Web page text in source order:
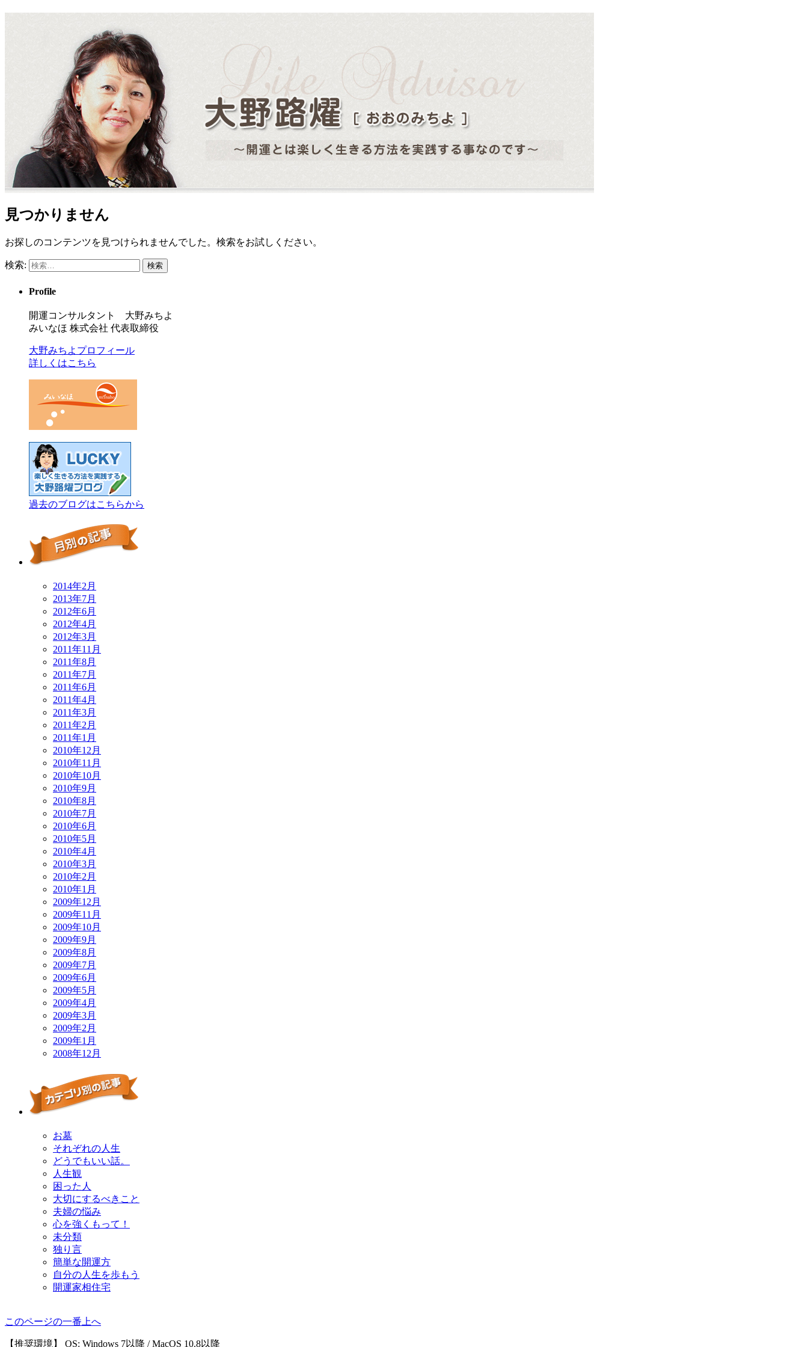
見つかりません
お探しのコンテンツを見つけられませんでした。検索をお試しください。
検索:
Profile
開運コンサルタント 大野みちよ
みいなほ 株式会社 代表取締役
大野みちよプロフィール
詳しくはこちら
過去のブログはこちらから
2014年2月
2013年7月
2012年6月
2012年4月
2012年3月
2011年11月
2011年8月
2011年7月
2011年6月
2011年4月
2011年3月
2011年2月
2011年1月
2010年12月
2010年11月
2010年10月
2010年9月
2010年8月
2010年7月
2010年6月
2010年5月
2010年4月
2010年3月
2010年2月
2010年1月
2009年12月
2009年11月
2009年10月
2009年9月
2009年8月
2009年7月
2009年6月
2009年5月
2009年4月
2009年3月
2009年2月
2009年1月
2008年12月
お墓
それぞれの人生
どうでもいい話。
人生観
困った人
大切にするべきこと
夫婦の悩み
心を強くもって！
未分類
独り言
簡単な開運方
自分の人生を歩もう
開運家相住宅
このページの一番上へ
【推奨環境】 OS: Windows 7以降 / MacOS 10.8以降